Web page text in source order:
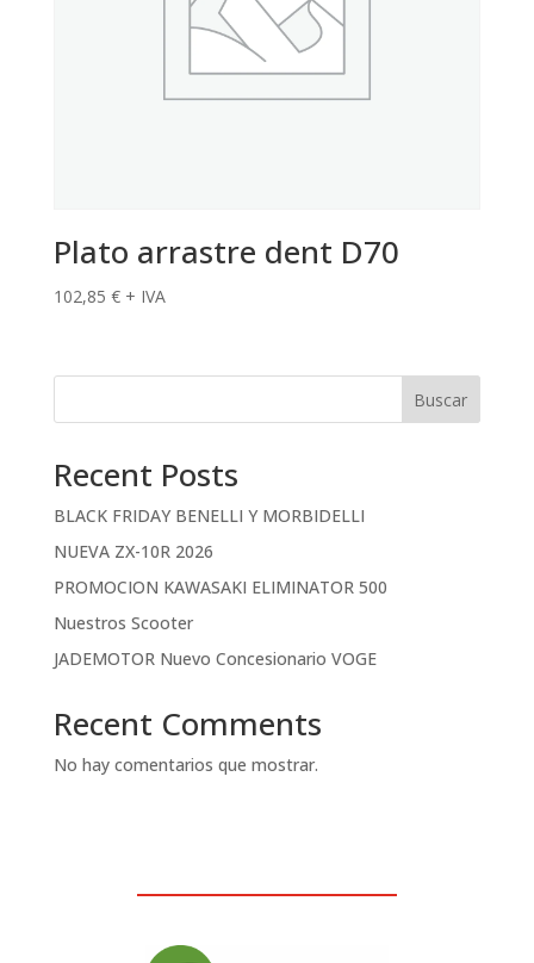
Plato arrastre dent D70
102,85 € + IVA
Buscar
Recent Posts
BLACK FRIDAY BENELLI Y MORBIDELLI
NUEVA ZX-10R 2026
PROMOCION KAWASAKI ELIMINATOR 500
Nuestros Scooter
JADEMOTOR Nuevo Concesionario VOGE
Recent Comments
No hay comentarios que mostrar.